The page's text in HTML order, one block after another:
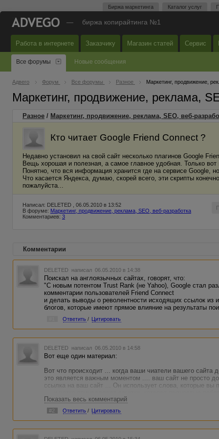
Биржа маркетинга Каталог услуг
— биржа копирайтинга №1
Работа в интернете Заказчику Магазин статей Сервис
Все форумы Новые сообщения
Адвего Форум Все форумы Разное Маркетинг, продвижение,
Маркетинг, продвижение, реклама,
Разное / Маркетинг, продвижение, реклама, SEO, веб-
Кто читает Google Friend Connect ?
Недавно установил на свой сайт несколько плагинов Google
Вещь хорошая и полезная, а самое главное удобная. Только
Понятно, что вся информация хранится где на сервисе Google,
Что касается Яндекса, думаю, скорей всего, эти скрипты
пожалуйста...
Написал: DELETED , 06.05.2010 в 13:52
В форуме: Маркетинг, продвижение, реклама, SEO, веб-разработка
Комментариев: 3
Комментарии
DELETED написал 06.05.2010 в 14:38
Поискал на англоязычных сайтах, говорят, что:
"С новым потентом Trust Rank (не Yahoo), Google стал
комментарии пользователей Friend Connect
и делать выводы о револентности исходящих ссылок из
блогов, которые имеют прямое влияние на результаты
Ответить / Цитировать
DELETED написал 06.05.2010 в 14:58
Вот еще один материал:
Вот что происходит ... когда ваши чиатели вашего сайта
это является важным моментом .... ваш сайт не просто
ссылка на ваш сайт ... Он использует слова, которые вы
Rank и ссылочный вес на ваш сайт.
Показать весь комментарий
#2 Ответить / Цитировать